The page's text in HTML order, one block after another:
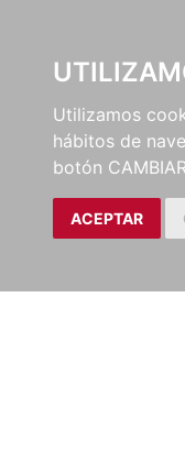
Utilizamos
hábitos de
botón
ACEPTAR